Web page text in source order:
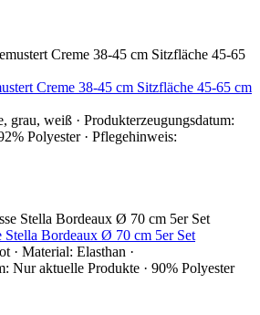
Creme 38-45 cm Sitzfläche 45-65 cm
grau, weiß · Produkterzeugungsdatum:
Polyester · Pflegehinweis:
Stella Bordeaux Ø 70 cm 5er Set
· Material: Elasthan ·
Nur aktuelle Produkte · 90% Polyester